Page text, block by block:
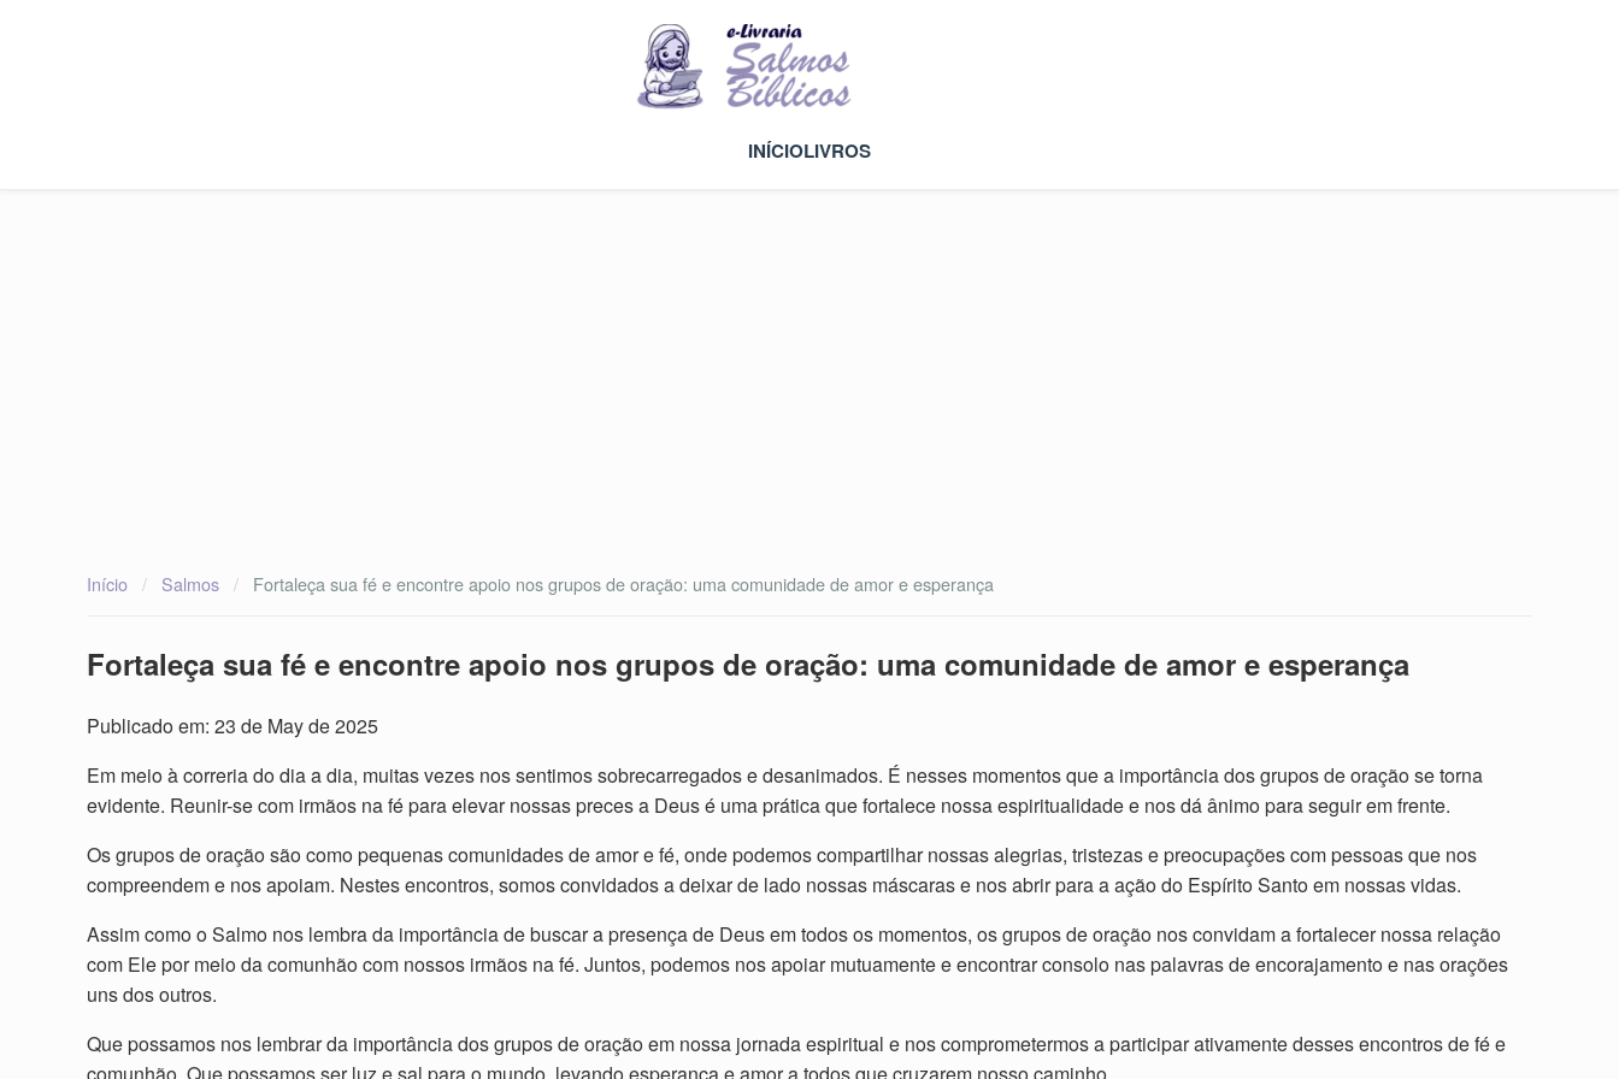
INÍCIOLIVROS
Início / Salmos / Fortaleça sua fé e encontre apoio nos grupos de oração: uma comunidade de amor e esperança
Fortaleça sua fé e encontre apoio nos grupos de oração: uma comunidade de amor e esperança
Publicado em: 23 de May de 2025
Em meio à correria do dia a dia, muitas vezes nos sentimos sobrecarregados e desanimados. É nesses momentos que a importância dos grupos de oração se torna
evidente. Reunir-se com irmãos na fé para elevar nossas preces a Deus é uma prática que fortalece nossa espiritualidade e nos dá ânimo para seguir em frente.
Os grupos de oração são como pequenas comunidades de amor e fé, onde podemos compartilhar nossas alegrias, tristezas e preocupações com pessoas que nos
compreendem e nos apoiam. Nestes encontros, somos convidados a deixar de lado nossas máscaras e nos abrir para a ação do Espírito Santo em nossas vidas.
Assim como o Salmo nos lembra da importância de buscar a presença de Deus em todos os momentos, os grupos de oração nos convidam a fortalecer nossa relação
com Ele por meio da comunhão com nossos irmãos na fé. Juntos, podemos nos apoiar mutuamente e encontrar consolo nas palavras de encorajamento e nas orações
uns dos outros.
Que possamos nos lembrar da importância dos grupos de oração em nossa jornada espiritual e nos comprometermos a participar ativamente desses encontros de fé e